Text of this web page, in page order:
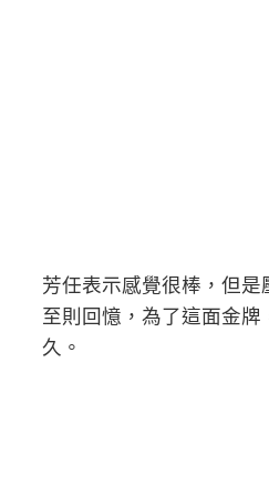
芳任表示感覺很棒，但
至則回憶，為了這面金
久。